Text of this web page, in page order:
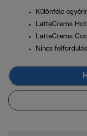
Különféle
LatteCrema Hot
LatteCrema
Nincs